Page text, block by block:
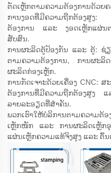
ຕັດເຫຼັກຕາມຄວາມຕ້ອງການດ້ວຍ
ການງອດທີ່ມີຄວາມຖືກຕ້ອງສູງ
ຕ້ອງການ ແລະ ງອດເຫຼັກແຜ່ນຕ
ສັບສົນ.
ການຜະລິດຕູ້ປ້ອງກັນ ແລະ ຕູ້: ຊ່
ຕາມຄວາມຕ້ອງການ, ການຜະ
ຜະລິດກ່ອງເຫຼັກ.
ການກັດເຈາະດ້ວຍເຄື່ອງ CNC:
ຕ້ອງການທີ່ມີຄວາມຖືກຕ້ອງສູງ
ລາຍລະອຽດທີ່ສຳຄັນ.
ພວກເຮົາໃຫ້ບໍລິການຕາມຄວາມຕ້
ເຫຼັກໜັກ ແລະ ການຜະລິດເຫຼັກອຸ
ແຜ່ນເຫຼັກຄວາມແທ້ຈິງສູງ ແລະ ຕົ້